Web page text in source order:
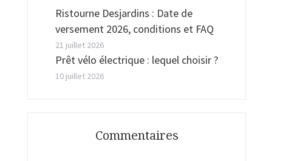
Ristourne Desjardins : Date de
versement 2026, conditions et FAQ
21 juillet 2026
Prêt vélo électrique : lequel choisir ?
10 juillet 2026
Commentaires